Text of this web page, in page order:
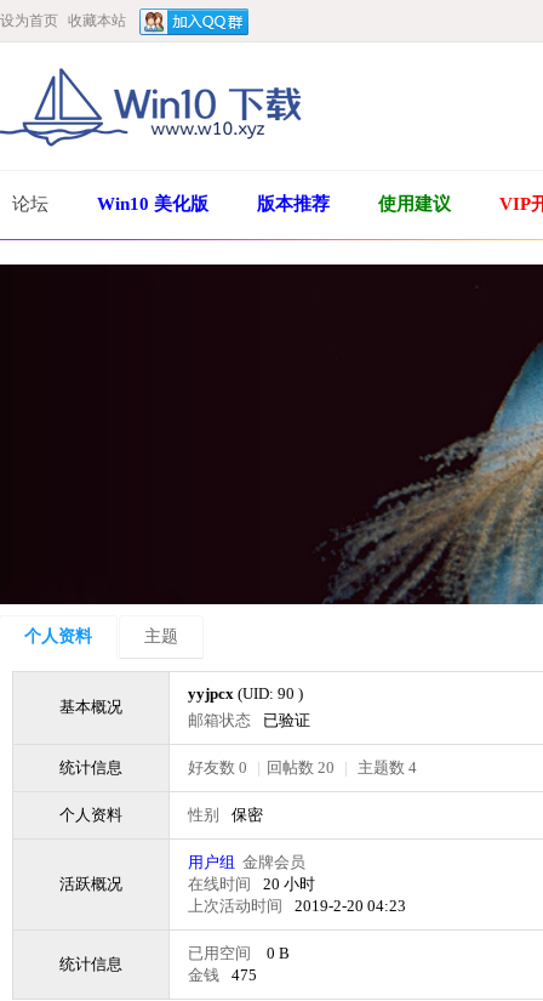
设为首页 收藏本站
论坛 Win10 美化版 版本推荐 使用建议 VIP
个人资料 主题
基本概况
yyjpcx (UID: 90 )
邮箱状态
已验证
统计信息 好友数 0 | 回帖数 20 | 主题数 4
个人资料 性别 保密
活跃概况
用户组 金牌会员
在线时间
20 小时
上次活动时间
2019-2-20 04:23
统计信息
已用空间
0 B
金钱
475